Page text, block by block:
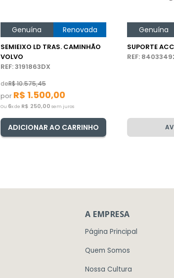
Genuína Renovada
SEMIEIXO LD TRAS. CAMINHÃO
VOLVO
REF: 3191863DX
deR$10.575,45
por R$ 1.500,00
Ou 6x de R$ 250,00 sem juros
ADICIONAR AO CARRINHO
Genuína
SUPORTE
REF:
A EMPRESA
Página Principal
Quem Somos
Nossa Cultura